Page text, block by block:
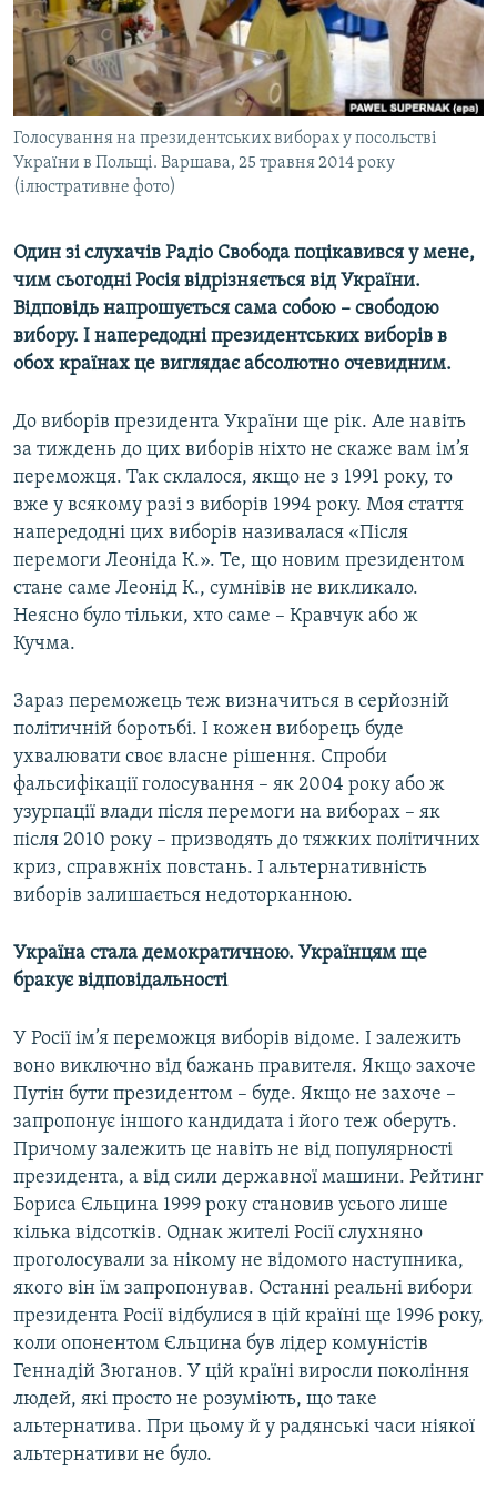
ВІДЕОУРОКИ «ELIFBE»
СВІДЧЕННЯ ОКУПАЦІЇ
УКРАЇНСЬКА ПРОБЛЕМА КРИМУ
ІНФОГРАФІКА
Русский
Qırımtatar
ДОЛУЧАЙСЯ!
Усі сайти RFE/RL
Голосування на президентських виборах у посольстві
України в Польщі. Варшава, 25 травня 2014 року
(ілюстративне фото)
Один зі слухачів Радіо Свобода поцікавився у мене,
чим сьогодні Росія відрізняється від України.
Відповідь напрошується сама собою – свободою
вибору. І напередодні президентських виборів в
обох країнах це виглядає абсолютно очевидним.
До виборів президента України ще рік. Але навіть
за тиждень до цих виборів ніхто не скаже вам ім’я
переможця. Так склалося, якщо не з 1991 року, то
вже у всякому разі з виборів 1994 року. Моя стаття
напередодні цих виборів називалася «Після
перемоги Леоніда К.». Те, що новим президентом
стане саме Леонід К., сумнівів не викликало.
Неясно було тільки, хто саме – Кравчук або ж
Кучма.
Зараз переможець теж визначиться в серйозній
політичній боротьбі. І кожен виборець буде
ухвалювати своє власне рішення. Спроби
фальсифікації голосування – як 2004 року або ж
узурпації влади після перемоги на виборах – як
після 2010 року – призводять до тяжких політичних
криз, справжніх повстань. І альтернативність
виборів залишається недоторканною.
Україна стала демократичною. Українцям ще
бракує відповідальності
У Росії ім’я переможця виборів відоме. І залежить
воно виключно від бажань правителя. Якщо захоче
Путін бути президентом – буде. Якщо не захоче –
запропонує іншого кандидата і його теж оберуть.
Причому залежить це навіть не від популярності
президента, а від сили державної машини. Рейтинг
Бориса Єльцина 1999 року становив усього лише
кілька відсотків. Однак жителі Росії слухняно
проголосували за нікому не відомого наступника,
якого він їм запропонував. Останні реальні вибори
президента Росії відбулися в цій країні ще 1996 року,
коли опонентом Єльцина був лідер комуністів
Геннадій Зюганов. У цій країні виросли покоління
людей, які просто не розуміють, що таке
альтернатива. При цьому й у радянські часи ніякої
альтернативи не було.